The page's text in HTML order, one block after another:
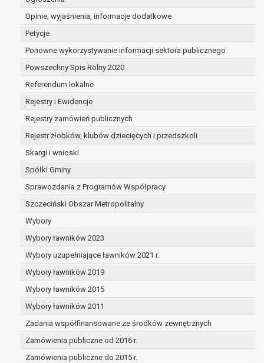
Opinie, wyjaśnienia, informacje dodatkowe
Petycje
Ponowne wykorzystywanie informacji sektora publicznego
Powszechny Spis Rolny 2020
Referendum lokalne
Rejestry i Ewidencje
Rejestry zamówień publicznych
Rejestr żłobków, klubów dziecięcych i przedszkoli
Skargi i wnioski
Spółki Gminy
Sprawozdania z Programów Współpracy
Szczeciński Obszar Metropolitalny
Wybory
Wybory ławników 2023
Wybory uzupełniające ławników 2021 r.
Wybory ławników 2019
Wybory ławników 2015
Wybory ławników 2011
Zadania współfinansowane ze środków zewnętrznych
Zamówienia publiczne od 2016 r.
Zamówienia publiczne do 2015 r.
dane są nieprawidłowe lub
niekompletne;
osobowych (tzw. prawo do bycia
zapomnianym) na podstawie art. 17 RODO,
w przypadku gdy:
dane nie są już niezbędne do celów,
sposób przetwarzane,
osoba, której dane dotyczą, wniosła
sprzeciw wobec przetwarzania
osoba, której dane dotyczą wycofała
osobowych, która jest podstawą
przetwarzania danych i nie ma innej
podstawy prawnej przetwarzania
dane osobowe przetwarzane są
niezgodnie z prawem,
dane osobowe muszą być usunięte w
celu wywiązania się z obowiązku
wynikającego z przepisów prawa;
prawo do żądania ograniczenia
przetwarzania danych osobowych na
podstawie art. 18 RODO, w przypadku gdy:
osoba, której dane dotyczą
kwestionuje prawidłowość danych